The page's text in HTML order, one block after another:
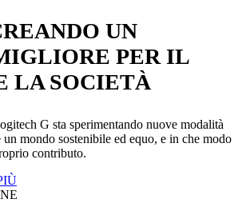
UN
PER IL
LA SOCIETÀ
G sta sperimentando nuove modalità
mondo sostenibile ed equo, e in che modo
contributo.